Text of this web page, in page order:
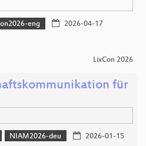
eng
2026-04-17
LixCon 2026
für
NIAM2026-deu
2026-01-15